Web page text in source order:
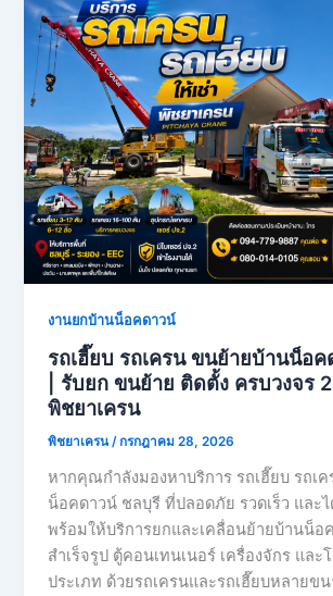
งานยกบ้านน็อคดาวน์
รถเฮี๊ยบ รถเครน ขนย้ายบ้านน็อ
| รับยก ขนย้าย ติดตั้ง ครบวงจร
พิชยาเครน
พิชยาเครน/กรกฎาคม 28, 2026
หากคุณกำลังมองหาบริการ รถเฮี๊ยบ รถเ
น็อคดาวน์ ชลบุรี ที่ปลอดภัย รวดเร็ว และไ
พร้อมให้บริการยกและเคลื่อนย้ายบ้านน็อ
สำเร็จรูป ตู้คอนเทนเนอร์ เครื่องจักร และ
ประเภท ด้วยรถเครนและรถเฮี๊ยบหลายข